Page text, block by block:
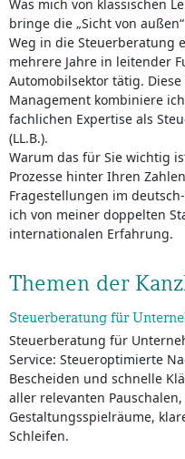
Was mich von klassischen
bringe die „Sicht von
Weg in die Steuerberatung
mehrere Jahre in leitender
Automobilsektor tätig.
Management kombiniere
fachlichen Expertise als
(LL.B.).
Warum das für Sie wichtig
Prozesse hinter Ihren
Fragestellungen im
ich von meiner doppelten
internationalen Erfahrung.
Themen der
Steuerberatung für
Steuerberatung für
Service: Steueroptimierte
Bescheiden und schnelle
aller relevanten
Gestaltungsspielräume,
Schleifen.